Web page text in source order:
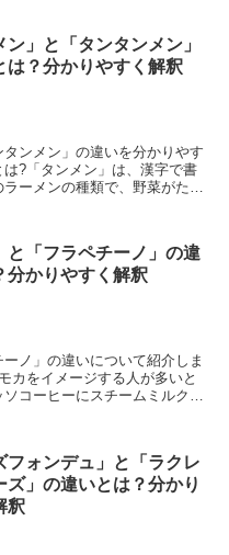
ン」と「タンタンメン」
は？分かりやすく解釈
ンメン」の違いを分かりやす
?「タンメン」は、漢字で書
ーメンの種類で、野菜がたっ
と「フラペチーノ」の違
分かりやすく解釈
ノ」の違いについて紹介しま
カをイメージする人が多いと
コーヒーにスチームミルクと
フォンデュ」と「ラクレ
ズ」の違いとは？分かり
釈